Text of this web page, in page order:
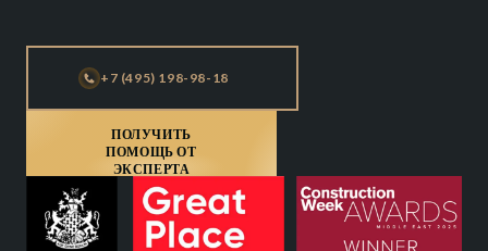
+7 (495) 198-98-18
ПОЛУЧИТЬ
ПОМОЩЬ ОТ
ЭКСПЕРТА